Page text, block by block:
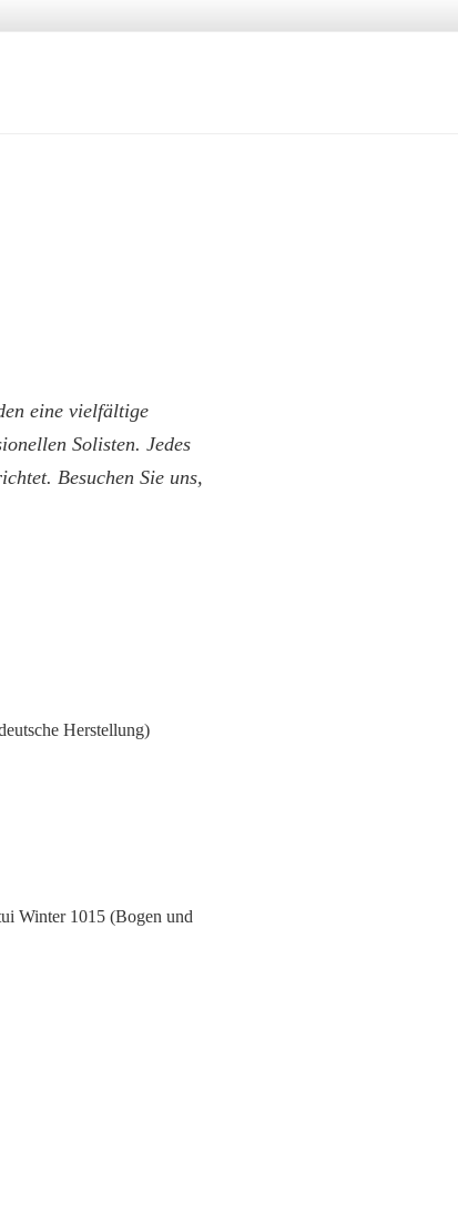
eine vielfältige
Solisten. Jedes
Besuchen Sie uns,
Herstellung)
Winter 1015 (Bogen und